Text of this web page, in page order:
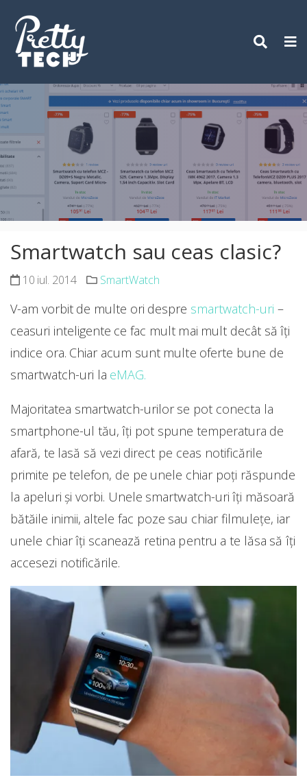
content
Smartwatch sau ceas clasic?
10 iul. 2014 SmartWatch
V-am vorbit de multe ori despre smartwatch-uri –
ceasuri inteligente ce fac mult mai mult decât să îți
indice ora. Chiar acum sunt multe oferte bune de
smartwatch-uri la eMAG.
Majoritatea smartwatch-urilor se pot conecta la
smartphone-ul tău, îți pot spune temperatura de
afară, te lasă să vezi direct pe ceas notificările
primite pe telefon, de pe unele chiar poți răspunde
la apeluri și vorbi. Unele smartwatch-uri îți măsoară
bătăile inimii, altele fac poze sau chiar filmulețe, iar
unele chiar îți scanează retina pentru a te lăsa să îți
accesezi notificările.